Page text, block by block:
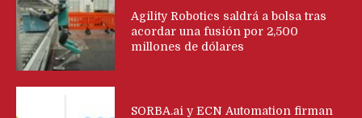
Agility Robotics saldrá a bolsa tras
acordar una fusión por 2,500
millones de dólares
SORBA.ai y ECN Automation firman